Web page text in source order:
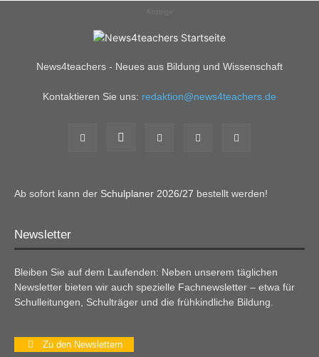
News4teachers - Neues aus Bildung und Wissenschaft
Kontaktieren Sie uns: redaktion@news4teachers.de
Ab sofort kann der Schulplaner 2026/27 bestellt werden!
Newsletter
Bleiben Sie auf dem Laufenden: Neben unserem täglichen
Newsletter bieten wir auch spezielle Fachnewsletter – etwa für
Schulleitungen, Schulträger und die frühkindliche Bildung.
Zu den Newslettern